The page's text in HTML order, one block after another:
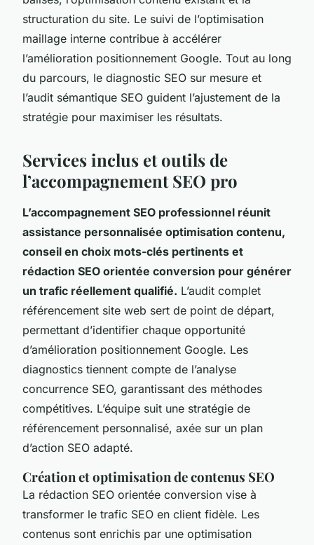
structuration du site. Le suivi de l’optimisation
maillage interne contribue à accélérer
l’amélioration positionnement Google. Tout au long
du parcours, le diagnostic SEO sur mesure et
l’audit sémantique SEO guident l’ajustement de la
stratégie pour maximiser les résultats.
Services inclus et outils de
l’accompagnement SEO pro
L’accompagnement SEO professionnel réunit
assistance personnalisée optimisation contenu,
conseil en choix mots-clés pertinents et
rédaction SEO orientée conversion pour générer
un trafic réellement qualifié. L’audit complet
référencement site web sert de point de départ,
permettant d’identifier chaque opportunité
d’amélioration positionnement Google. Les
diagnostics tiennent compte de l’analyse
concurrence SEO, garantissant des méthodes
compétitives. L’équipe suit une stratégie de
référencement personnalisé, axée sur un plan
d’action SEO adapté.
Création et optimisation de contenus SEO
La rédaction SEO orientée conversion vise à
transformer le trafic SEO en client fidèle. Les
contenus sont enrichis par une optimisation